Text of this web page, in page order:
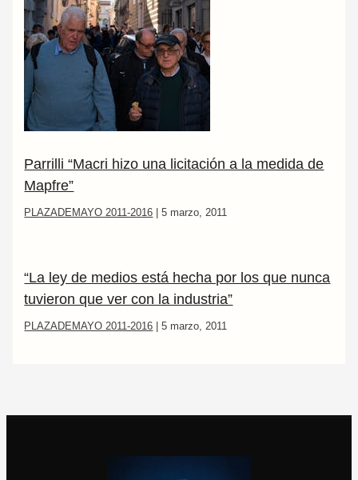
Parrilli “Macri hizo una licitación a la medida de
Mapfre”
PLAZADEMAYO 2011-2016 |5 marzo, 2011
“La ley de medios está hecha por los que nunca
tuvieron que ver con la industria”
PLAZADEMAYO 2011-2016 |5 marzo, 2011